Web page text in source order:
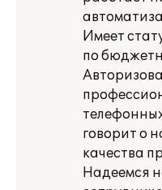
Имеет
по
говорит о
качества
Надеемся